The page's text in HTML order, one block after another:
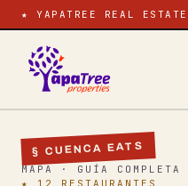
★ YAPATREE REAL
§ CUENCA EATS
MAPA · GUÍA
★ 12 RESTAURANTES